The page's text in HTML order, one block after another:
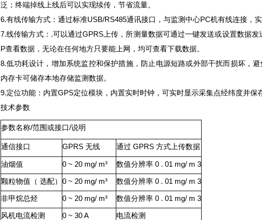
泛；终端掉线上线后可以实现续传，节省流量。
6.有线传输方式：通过标准USB/RS485通讯接口，与监测中心PC机有线连接，实
7.线传输方式：.可以通过GPRS上传，所测量数据可通过一键发送或设置数据
P查看数据，无论在任何地方只要能上网，均可查看下载数据。
8.低功耗设计，增加系统监控和保护措施，防止电源短路或外部干扰而损坏，
内存卡可储存本地存储监测数据。
9.定位功能：内置GPS定位模块，内置实时时钟，可实时显示采集点经纬度并保
技术参数
参数名称/范围或接口/说明
通信接口 GPRS 无线 通过 GPRS 方式上传数据
油烟值 0 ~ 20 mg/ m³ 数值分辨率 0 . 01 mg/ m 3
颗粒物值（ 选配） 0 ~ 20 mg/ m³ 数值分辨率 0 . 01 mg/ m 3
非甲烷总烃 0 ~ 20 mg/ m³ 数值分辨率 0 . 01 mg/ m 3
风机电流检测 0 ~ 30 A 电流检测